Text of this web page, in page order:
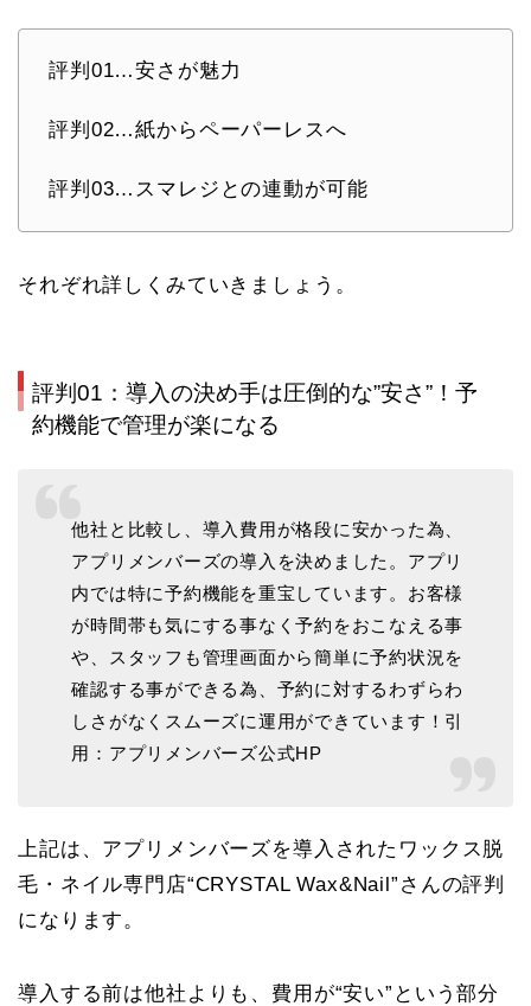
評判01…安さが魅力
評判02…紙からペーパーレスへ
評判03…スマレジとの連動が可能
それぞれ詳しくみていきましょう。
評判01：導入の決め手は圧倒的な”安さ”！予
約機能で管理が楽になる
他社と比較し、導入費用が格段に安かった為、
アプリメンバーズの導入を決めました。アプリ
内では特に予約機能を重宝しています。お客様
が時間帯も気にする事なく予約をおこなえる事
や、スタッフも管理画面から簡単に予約状況を
確認する事ができる為、予約に対するわずらわ
しさがなくスムーズに運用ができています！引
用：アプリメンバーズ公式HP
上記は、アプリメンバーズを導入されたワックス脱
毛・ネイル専門店“CRYSTAL Wax&Nail”さんの評判
になります。
導入する前は他社よりも、費用が“安い”という部分